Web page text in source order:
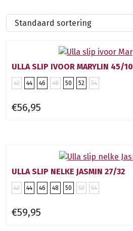
ULLA SLIP IVOOR MARYLIN 45/10
42 44 46 48 50 52 54
€56,95
ULLA SLIP NELKE JASMIN 27/32
42 44 46 48 50 52 54
€59,95